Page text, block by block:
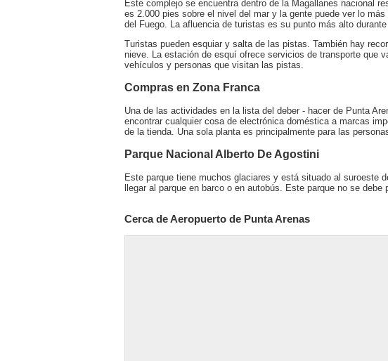
Este complejo se encuentra dentro de la Magallanes nacional
es 2.000 pies sobre el nivel del mar y la gente puede ver lo
del Fuego. La afluencia de turistas es su punto más alto
Turistas pueden esquiar y salta de las pistas. También hay
nieve. La estación de esquí ofrece servicios de transporte que
vehículos y personas que visitan las pistas.
Compras en Zona Franca
Una de las actividades en la lista del deber - hacer de Punta
encontrar cualquier cosa de electrónica doméstica a marcas
de la tienda. Una sola planta es principalmente para las
Parque Nacional Alberto De Agostini
Este parque tiene muchos glaciares y está situado al suroeste
llegar al parque en barco o en autobús. Este parque no se debe
Cerca de Aeropuerto de Punta Arenas